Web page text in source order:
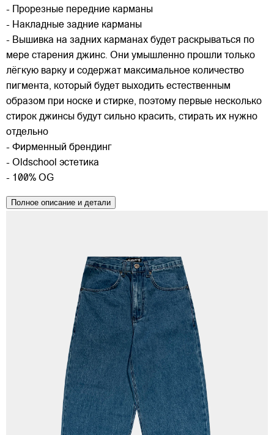
- Прорезные передние карманы
- Накладные задние карманы
- Вышивка на задних карманах будет раскрываться по
мере старения джинс. Они умышленно прошли только
лёгкую варку и содержат максимальное количество
пигмента, который будет выходить естественным
образом при носке и стирке, поэтому первые несколько
стирок джинсы будут сильно красить, стирать их нужно
отдельно
- Фирменный брендинг
- Oldschool эстетика
- 100% OG
Полное описание и детали